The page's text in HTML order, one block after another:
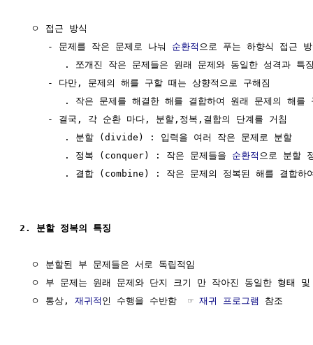
  ㅇ 접근 방식
     - 문제를 작은 문제로 나눠
순환적 으로 푸는 하향식 접근
. 쪼개진 작은 문제들은 원래 문제와 동일한 성격과 특
     - 다만, 문제의 해를 구할 때는 상향적으로 구해짐
. 작은 문제를 해결한 해를 결합하여 원래 문제의 해를
     - 결국, 각 순환 마다, 분할,정복,결합의 단계를 거침
        . 분할 (divide) : 입력을 여러 작은 문제로 분할
        . 정복 (conquer) : 작은 문제들을
순환적 으로 분할
. 결합 (combine) : 작은 문제의 정복된 해를 결합하
2. 분할 정복의 특징
  ㅇ 분할된 부 문제들은 서로 독립적임
ㅇ 부 문제는 원래 문제와 단지 크기 만 작아진 동일한 형태 및
  ㅇ 통상,
재귀적 인 수행을 수반함  ☞ 재귀 프로그램 참조